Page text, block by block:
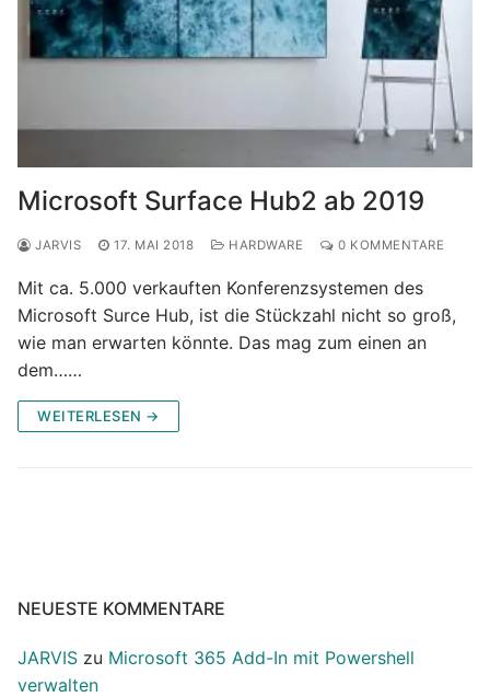
Microsoft Surface Hub2 ab 2019
JARVIS 17. MAI 2018 HARDWARE 0 KOMMENTARE
Mit ca. 5.000 verkauften Konferenzsystemen des
Microsoft Surce Hub, ist die Stückzahl nicht so groß,
wie man erwarten könnte. Das mag zum einen an
dem……
WEITERLESEN →
NEUESTE KOMMENTARE
JARVIS zu Microsoft 365 Add-In mit Powershell
verwalten